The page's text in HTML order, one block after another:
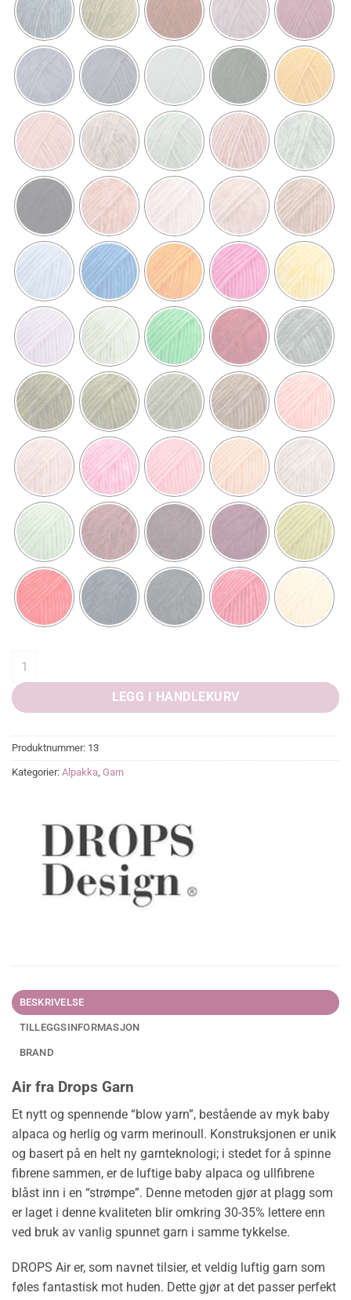
DROPS Air quantity
LEGG I HANDLEKURV
Produktnummer: 13
Kategorier: Alpakka, Garn
BESKRIVELSE
TILLEGGSINFORMASJON
BRAND
Air fra Drops Garn
Et nytt og spennende “blow yarn”, bestående av myk baby
alpaca og herlig og varm merinoull. Konstruksjonen er unik
og basert på en helt ny garnteknologi; i stedet for å spinne
fibrene sammen, er de luftige baby alpaca og ullfibrene
blåst inn i en “strømpe”. Denne metoden gjør at plagg som
er laget i denne kvaliteten blir omkring 30-35% lettere enn
ved bruk av vanlig spunnet garn i samme tykkelse.
DROPS Air er, som navnet tilsier, et veldig luftig garn som
føles fantastisk mot huden. Dette gjør at det passer perfekt